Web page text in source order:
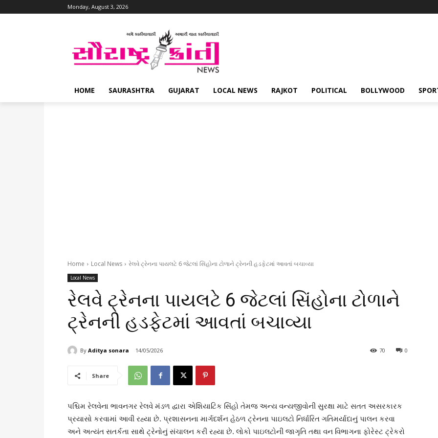
Monday, August 3, 2026
HOME SAURASHTRA GUJARAT LOCAL NEWS RAJKOT POLITICAL BOLLYWOOD
Home Local News રેલવે ટ્રેનના પાયલટે 6 જેટલાં સિંહોના ટોળાને ટ્રેનની હડફેટમાં આવતાં બચાવ્યા
Local News
રેલવે ટ્રેનના પાયલટે 6 જેટલાં સિંહોના ટોળાને
ટ્રેનની હડફેટમાં આવતાં બચાવ્યા
By Aditya sonara 14/05/2026 0
70
Share
પશ્ચિમ રેલવેના ભાવનગર રેલવે મંડળ દ્વારા એશિયાટિક સિંહો તેમજ અન્ય વન્યજીવોની સુરક્ષા માટે સતત અસરકારક
પ્રયાસો કરવામાં આવી રહ્યા છે. પ્રશાસનના માર્ગદર્શન હેઠળ ટ્રેનના પાઇલટો નિર્ધારિત ગતિમર્યાદાનું પાલન કરવા
અને અત્યંત સતર્કતા સાથે ટ્રેનોનું સંચાલન કરી રહ્યા છે. લોકો પાઇલટોની જાગૃતિ તથા વન વિભાગના ફોરેસ્ટ ટ્રેકરો